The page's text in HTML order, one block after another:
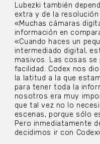
Lubezki también
extra y de la
«Muchas cámaras
información en
«Cuando haces un
intermediado digital,
masivos. Las cosas se
facilidad. Codex nos
la latitud a la que
para tener toda la
nosotros era muy
que tal vez no lo
escenas, porque sólo
Pero inmediatamente
decidimos ir con